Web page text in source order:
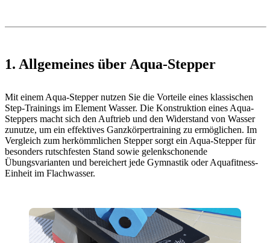
1. Allgemeines über Aqua-Stepper
Mit einem Aqua-Stepper nutzen Sie die Vorteile eines klassischen
Step-Trainings im Element Wasser. Die Konstruktion eines Aqua-
Steppers macht sich den Auftrieb und den Widerstand von Wasser
zunutze, um ein effektives Ganzkörpertraining zu ermöglichen. Im
Vergleich zum herkömmlichen Stepper sorgt ein Aqua-Stepper für
besonders rutschfesten Stand sowie gelenkschonende
Übungsvarianten und bereichert jede Gymnastik oder Aquafitness-
Einheit im Flachwasser.